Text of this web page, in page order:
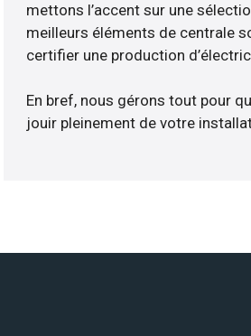
mettons l’accent sur une
meilleurs éléments de centrale
certifier une production
En bref, nous gérons tout pour
jouir pleinement de votre